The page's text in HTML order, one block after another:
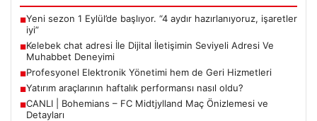
■Yeni sezon 1 Eylül’de başlıyor. “4 aydır hazırlanıyoruz, işaretler
iyi”
■Kelebek chat adresi İle Dijital İletişimin Seviyeli Adresi Ve
Muhabbet Deneyimi
■Profesyonel Elektronik Yönetimi hem de Geri Hizmetleri
■Yatırım araçlarının haftalık performansı nasıl oldu?
■CANLI | Bohemians – FC Midtjylland Maç Önizlemesi ve
Detayları